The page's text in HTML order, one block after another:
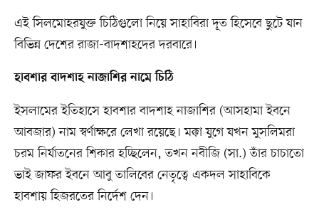
এই সিলমোহরযুক্ত চিঠিগুলো নিয়ে সাহাবিরা দূত হিসেবে ছুটে যান
বিভিন্ন দেশের রাজা-বাদশাহদের দরবারে।
হাবশার বাদশাহ নাজাশির নামে চিঠি
ইসলামের ইতিহাসে হাবশার বাদশাহ নাজাশির (আসহামা ইবনে
আবজার) নাম স্বর্ণাক্ষরে লেখা রয়েছে। মক্কা যুগে যখন মুসলিমরা
চরম নির্যাতনের শিকার হচ্ছিলেন, তখন নবীজি (সা.) তাঁর চাচাতো
ভাই জাফর ইবনে আবু তালিবের নেতৃত্বে একদল সাহাবিকে
হাবশায় হিজরতের নির্দেশ দেন।